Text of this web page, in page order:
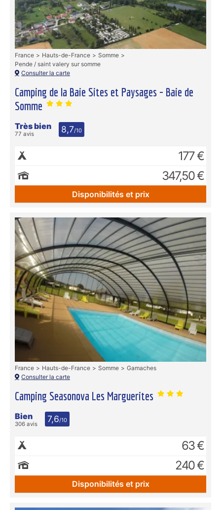
Camping de la Baie Sites et Paysages - Baie de
Somme
France Hauts-de-France
Somme
Pende / saint valery sur somme
Consulter la carte
Très bien
77 avis 8,7/10
177 €
347,50 €
Disponibilités et prix
Camping Seasonova Les Marguerites
France Hauts-de-France Somme
Gamaches
Consulter la carte
Bien
306 avis 7,6/10
63 €
240 €
Disponibilités et prix